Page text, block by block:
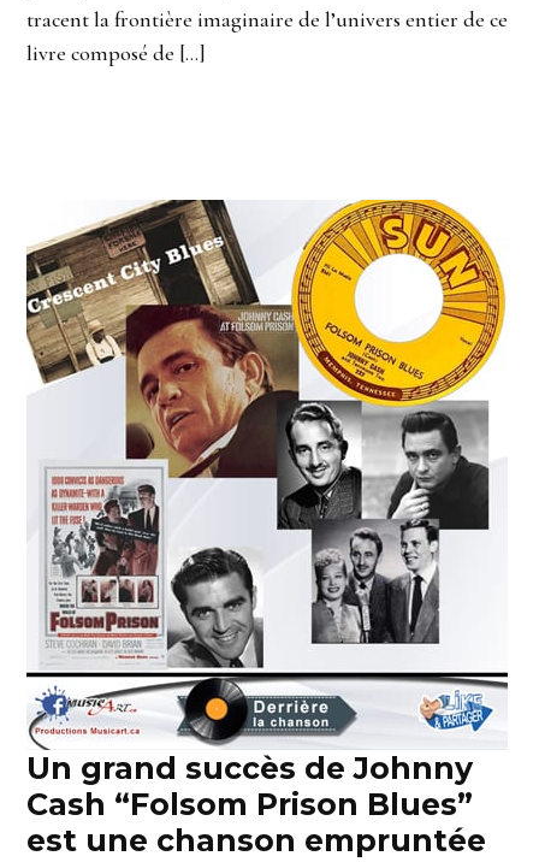
tracent la frontière imaginaire de l’univers entier de ce
livre composé de […]
Un grand succès de Johnny
Cash “Folsom Prison Blues”
est une chanson empruntée